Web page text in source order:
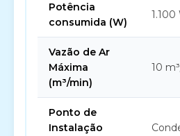
Potência
consumida (W)
1.100
Vazão de Ar
Máxima
(m³/min)
10
Ponto de
Instalação